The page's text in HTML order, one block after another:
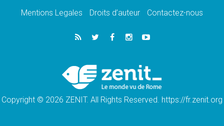
«La visite du Pape en Uruguay renforcera
05.08.2026
Le nonce en Ukraine: «Il est inquiétant
Léon XIV au Pérou, une lueur d'espoir pour
un peuple en quête de paix
Mentions Legales
Droits d’auteur Contactez-nous
Copyright © 2026 ZENIT. All Rights Reserved. https://fr.zenit.org